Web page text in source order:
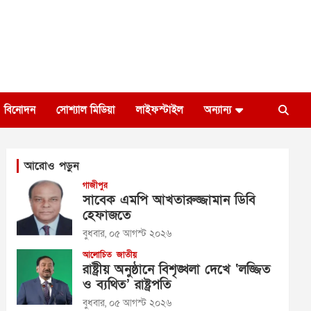
বিনোদন সোশ্যাল মিডিয়া লাইফস্টাইল অন্যান্য
আরোও পড়ুন
গাজীপুর
সাবেক এমপি আখতারুজ্জামান ডিবি
হেফাজতে
বুধবার, ০৫ আগস্ট ২০২৬
আলোচিত জাতীয়
রাষ্ট্রীয় অনুষ্ঠানে বিশৃঙ্খলা দেখে ‘লজ্জিত
ও ব্যথিত’ রাষ্ট্রপতি
বুধবার, ০৫ আগস্ট ২০২৬